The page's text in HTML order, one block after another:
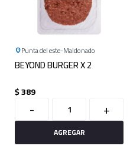
Punta del este Maldonado
BEYOND BURGER X 2
$389
- +